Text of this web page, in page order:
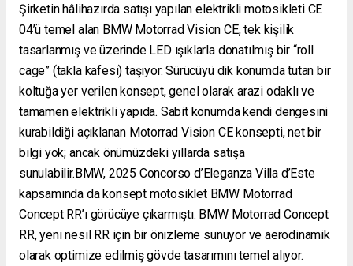
Şirketin hâlihazırda satışı yapılan elektrikli motosikleti CE
04’ü temel alan BMW Motorrad Vision CE, tek kişilik
tasarlanmış ve üzerinde LED ışıklarla donatılmış bir “roll
cage” (takla kafesi) taşıyor. Sürücüyü dik konumda tutan bir
koltuğa yer verilen konsept, genel olarak arazi odaklı ve
tamamen elektrikli yapıda. Sabit konumda kendi dengesini
kurabildiği açıklanan Motorrad Vision CE konsepti, net bir
bilgi yok; ancak önümüzdeki yıllarda satışa
sunulabilir.BMW, 2025 Concorso d’Eleganza Villa d’Este
kapsamında da konsept motosiklet BMW Motorrad
Concept RR’ı görücüye çıkarmıştı. BMW Motorrad Concept
RR, yeni nesil RR için bir önizleme sunuyor ve aerodinamik
olarak optimize edilmiş gövde tasarımını temel alıyor.